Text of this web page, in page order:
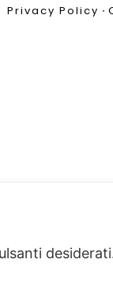
Privacy Policy •